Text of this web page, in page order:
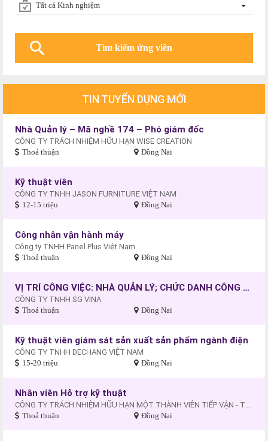
Tất cả Kinh nghiệm
TIN TUYỂN DỤNG MỚI
Nhà Quản lý – Mã nghề 174 – Phó giám đốc
CÔNG TY TRÁCH NHIỆM HỮU HẠN WISE CREATION
Thoả thuận Đồng Nai
Kỹ thuật viên
CÔNG TY TNHH JASON FURNITURE VIỆT NAM
12-15 triệu Đồng Nai
Công nhân vận hành máy
Công ty TNHH Panel Plus Việt Nam
Thoả thuận Đồng Nai
VỊ TRÍ CÔNG VIỆC: NHÀ QUẢN LÝ; CHỨC DANH CÔNG VIỆC: PHÓ GIÁM ĐỐC
CÔNG TY TNHH SG VINA
Thoả thuận Đồng Nai
Kỹ thuật viên giám sát sản xuất sản phẩm ngành điện
CÔNG TY TNHH DECHANG VIỆT NAM
15-20 triệu Đồng Nai
Nhân viên Hỗ trợ kỹ thuật
CÔNG TY TRÁCH NHIỆM HỮU HẠN MỘT THÀNH VIÊN TIẾP VẬN - THƯƠNG MẠI - DU LỊCH XUYÊN THÁI BÌNH DƯƠNG
Thoả thuận Đồng Nai